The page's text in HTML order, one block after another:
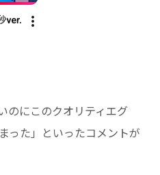
のにこのクオリティエグ
った」といったコメントが